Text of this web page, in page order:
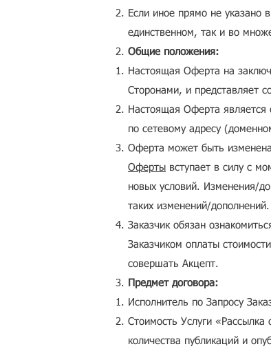
Если иное прямо не указано
единственном, так и во
Общие положения:
Настоящая Оферта на
Сторонами, и представляет
Настоящая Оферта
по сетевому адресу
Оферта может быть
Оферты вступает в силу с
новых условий. Изменения/
таких изменений/дополнений.
Заказчик обязан
Заказчиком оплаты
совершать Акцепт.
Предмет договора:
Исполнитель по Запросу
Стоимость Услуги
количества публикаций и